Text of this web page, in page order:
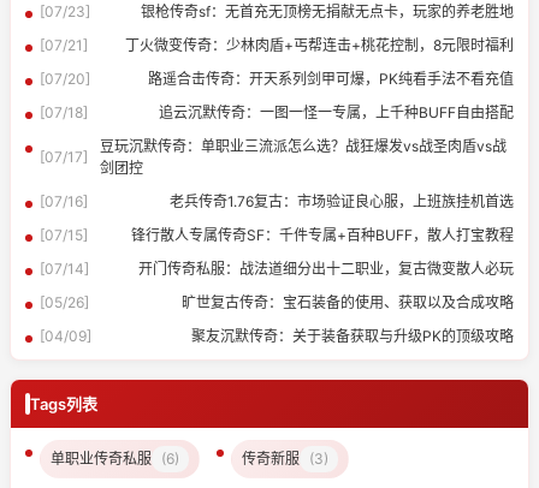
[07/23]
银枪传奇sf：无首充无顶榜无捐献无点卡，玩家的养老胜地
[07/21]
丁火微变传奇：少林肉盾+丐帮连击+桃花控制，8元限时福利
[07/20]
路遥合击传奇：开天系列剑甲可爆，PK纯看手法不看充值
[07/18]
追云沉默传奇：一图一怪一专属，上千种BUFF自由搭配
[07/17]
豆玩沉默传奇：单职业三流派怎么选？战狂爆发vs战圣肉盾vs战
剑团控
[07/16]
老兵传奇1.76复古：市场验证良心服，上班族挂机首选
[07/15]
锋行散人专属传奇SF：千件专属+百种BUFF，散人打宝教程
[07/14]
开门传奇私服：战法道细分出十二职业，复古微变散人必玩
[05/26]
旷世复古传奇：宝石装备的使用、获取以及合成攻略
[04/09]
聚友沉默传奇：关于装备获取与升级PK的顶级攻略
Tags列表
单职业传奇私服 (6) 传奇新服 (3)